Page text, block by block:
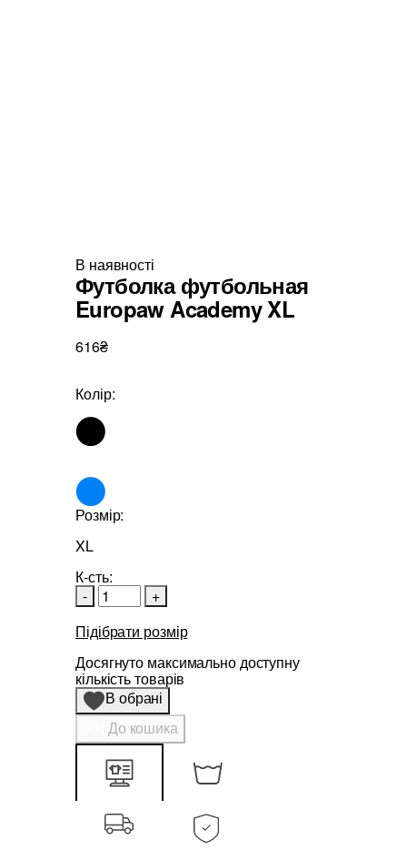
В наявності
Футболка футбольная
Europaw Academy XL
616₴
Колір:
Розмір:
XL
К-сть:
-
+
Підібрати розмір
Досягнуто максимально доступну
кількість товарів
В обрані
До кошика